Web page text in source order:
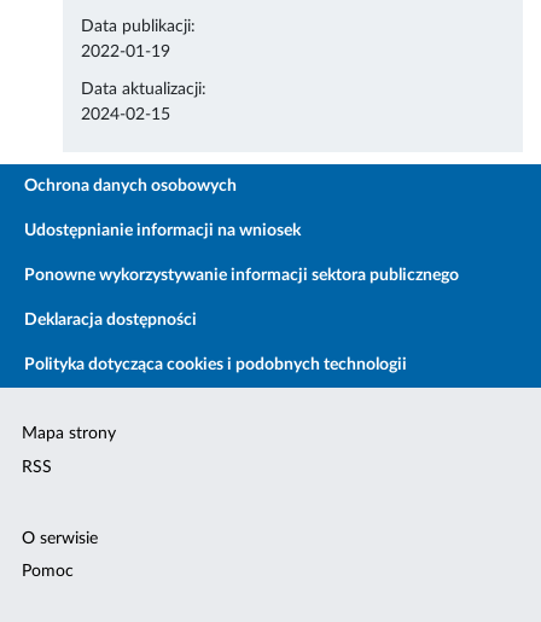
Data publikacji:
2022-01-19
Data aktualizacji:
2024-02-15
Ochrona danych osobowych
Udostępnianie informacji na wniosek
Ponowne wykorzystywanie informacji sektora publicznego
Deklaracja dostępności
Polityka dotycząca cookies i podobnych technologii
Mapa strony
RSS
O serwisie
Pomoc